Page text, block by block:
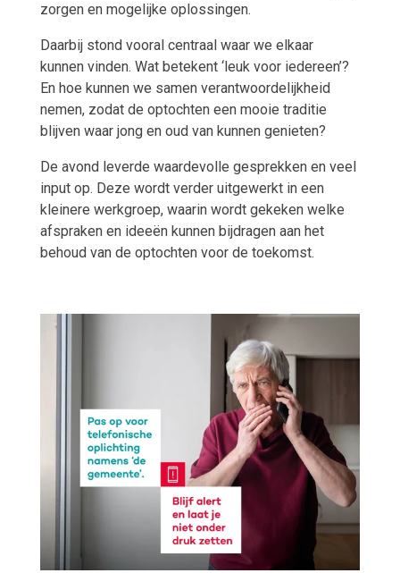
zorgen en mogelijke oplossingen.
Daarbij stond vooral centraal waar we elkaar
kunnen vinden. Wat betekent ‘leuk voor iedereen’?
En hoe kunnen we samen verantwoordelijkheid
nemen, zodat de optochten een mooie traditie
blijven waar jong en oud van kunnen genieten?
De avond leverde waardevolle gesprekken en veel
input op. Deze wordt verder uitgewerkt in een
kleinere werkgroep, waarin wordt gekeken welke
afspraken en ideeën kunnen bijdragen aan het
behoud van de optochten voor de toekomst.